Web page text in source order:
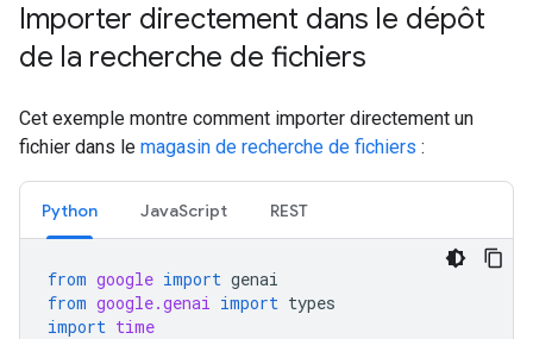
Importer directement dans le dépôt
de la recherche de fichiers
Cet exemple montre comment importer directement un
fichier dans le magasin de recherche de fichiers :
Python JavaScript REST
from google import genai
from google.genai import types
import time